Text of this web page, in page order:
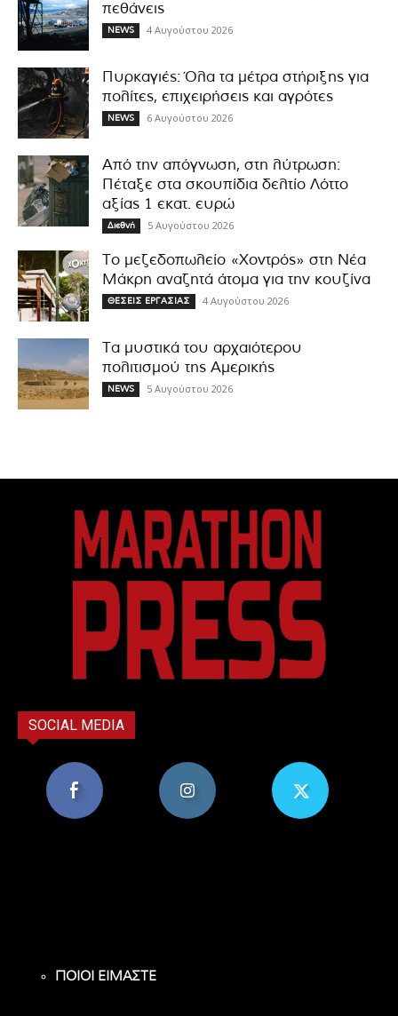
πεθάνεις
NEWS 4 Αυγούστου 2026
Πυρκαγιές: Όλα τα μέτρα στήριξης για
πολίτες, επιχειρήσεις και αγρότες
NEWS 6 Αυγούστου 2026
Από την απόγνωση, στη λύτρωση:
Πέταξε στα σκουπίδια δελτίο Λόττο
αξίας 1 εκατ. ευρώ
Διεθνή 5 Αυγούστου 2026
Το μεζεδοπωλείο «Χοντρός» στη Νέα
Μάκρη αναζητά άτομα για την κουζίνα
ΘΕΣΕΙΣ ΕΡΓΑΣΙΑΣ 4 Αυγούστου 2026
Τα μυστικά του αρχαιότερου
πολιτισμού της Αμερικής
NEWS 5 Αυγούστου 2026
SOCIAL MEDIA
ΠΟΙΟΙ ΕΙΜΑΣΤΕ